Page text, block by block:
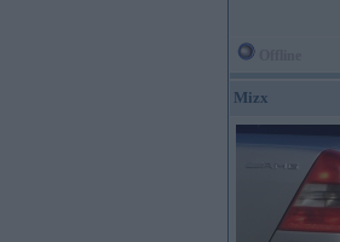
Mizx